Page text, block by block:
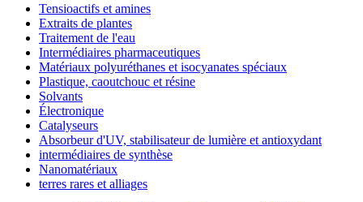
Tensioactifs et amines
Extraits de plantes
Traitement de l'eau
Intermédiaires pharmaceutiques
Matériaux polyuréthanes et isocyanates spéciaux
Plastique, caoutchouc et résine
Solvants
Électronique
Catalyseurs
Absorbeur d'UV, stabilisateur de lumière et antioxydant
intermédiaires de synthèse
Nanomatériaux
terres rares et alliages